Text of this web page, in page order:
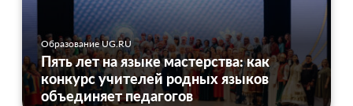
Образование UG.RU
Пять лет на языке мастерства: как
конкурс учителей родных языков
объединяет педагогов